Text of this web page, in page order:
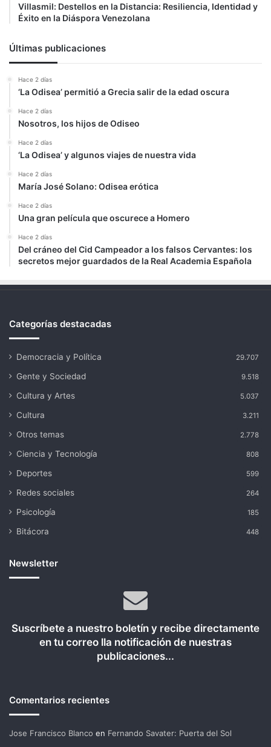
Villasmil: Destellos en la Distancia: Resiliencia, Identidad y
Éxito en la Diáspora Venezolana
Últimas publicaciones
Hace 2 días
‘La Odisea’ permitió a Grecia salir de la edad oscura
Hace 2 días
Nosotros, los hijos de Odiseo
Hace 2 días
‘La Odisea’ y algunos viajes de nuestra vida
Hace 2 días
María José Solano: Odisea erótica
Hace 2 días
Una gran película que oscurece a Homero
Hace 2 días
Del cráneo del Cid Campeador a los falsos Cervantes: los
secretos mejor guardados de la Real Academia Española
Categorías destacadas
Democracia y Política 29.707
Gente y Sociedad 9.518
Cultura y Artes 5.037
Cultura 3.211
Otros temas 2.778
Ciencia y Tecnología 808
Deportes 599
Redes sociales 264
Psicología 185
Bitácora 448
Newsletter
Suscríbete a nuestro boletín y recibe directamente
en tu correo lla notificación de nuestras
publicaciones...
Comentarios recientes
Jose Francisco Blanco en Fernando Savater: Puerta del Sol